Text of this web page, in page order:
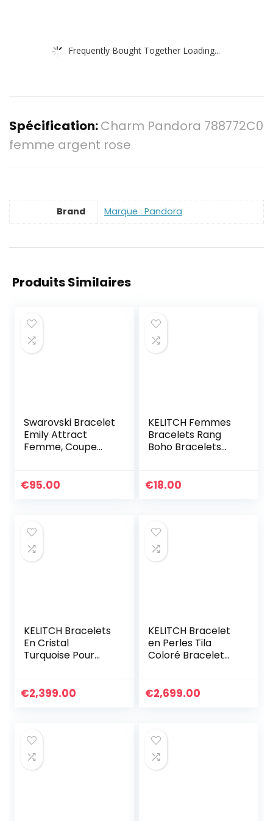
Frequently Bought Together Loading...
Spécification:Charm Pandora 788772C0
femme argent rose
Brand Marque : Pandora
Produits Similaires
Swarovski Bracelet
Emily Attract
Femme, Coupe
Blanc
€95.00
KELITCH Femmes
Bracelets Rang
Boho Bracelets
D’été Plage
€18.00
KELITCH Bracelets
En Cristal
Turquoise Pour
Breloques Enroulé
€2,399.00
KELITCH Bracelet
en Perles Tila
Coloré Bracelet
Cristal Bijoux
€2,699.00